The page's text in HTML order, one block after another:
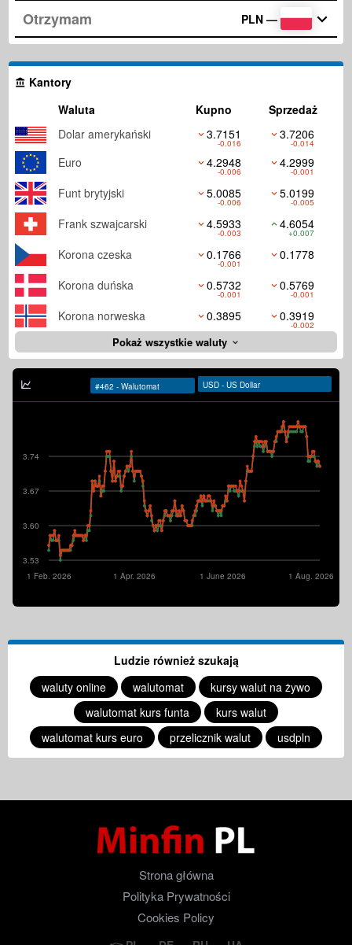
PLN —
Kantory
Waluta
Kupno
Sprzedaż
Dolar amerykański
3.7151
-0.016
3.7206
-0.014
Euro 4.2948
-0.006
4.2999
-0.001
Funt brytyjski 5.0085
-0.006
5.0199
-0.005
Frank szwajcarski 4.5933
-0.003
4.6054
+0.007
Korona czeska 0.1766
-0.001
0.1778
Korona duńska
0.5732
-0.001
0.5769
-0.001
Korona norweska 0.3895 0.3919
-0.002
Pokaż wszystkie waluty
3.53
3.60
3.67
3.74
1 Aug. 2026
1 June 2026
1 Apr. 2026
1 Feb. 2026
Ludzie również szukają
waluty online
walutomat
kursy walut na żywo
walutomat kurs funta
kurs walut
walutomat kurs euro
przelicznik walut usdpln
Strona główna
Polityka Prywatności
Cookies Policy